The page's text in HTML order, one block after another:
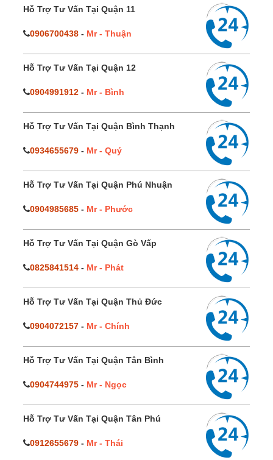
Hỗ Trợ Tư Vấn Tại Quận 11
0906700438 - Mr - Thuận
Hỗ Trợ Tư Vấn Tại Quận 12
0904991912 - Mr - Bình
Hỗ Trợ Tư Vấn Tại Quận Bình Thạnh
0934655679 - Mr - Quý
Hỗ Trợ Tư Vấn Tại Quận Phú Nhuận
0904985685 - Mr - Phước
Hỗ Trợ Tư Vấn Tại Quận Gò Vấp
0825841514 - Mr - Phát
Hỗ Trợ Tư Vấn Tại Quận Thủ Đức
0904072157 - Mr - Chính
Hỗ Trợ Tư Vấn Tại Quận Tân Bình
0904744975 - Mr - Ngọc
Hỗ Trợ Tư Vấn Tại Quận Tân Phú
0912655679 - Mr - Thái